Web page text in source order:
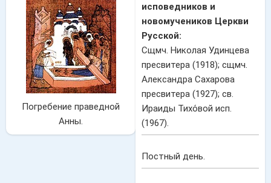
Погребение праведной
Анны.
исповедников и
новомучеников Церкви
Русской:
Сщмч. Николая Удинцева
пресвитера (1918); сщмч.
Александра Сахарова
пресвитера (1927); св.
Ираиды Тихо́вой исп.
(1967).
Постный день.